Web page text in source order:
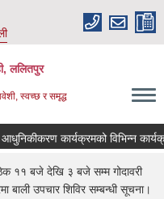
ललितपुर
स्वच्छ र समृद्ध
११ बजे देखि ३ बजे सम्म गोदावरी
बाली उपचार शिविर सम्बन्धी सूचना।